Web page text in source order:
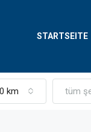
STARTSEITE
km tüm